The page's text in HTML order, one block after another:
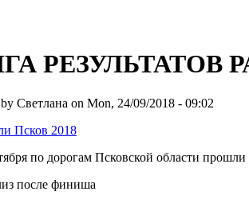
РЕЗУЛЬТАТОВ
Светлана on Mon, 24/09/2018 - 09:02
Псков 2018
по дорогам Псковской области
после финиша